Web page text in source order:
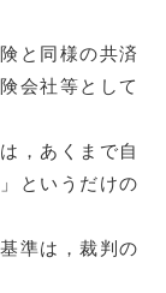
と同様の共済
会社等として
，あくまで自
というだけの
準は，裁判の